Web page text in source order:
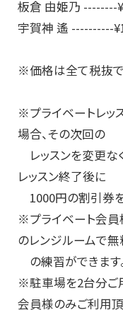
板倉 由姫乃 --------
宇賀神 遙 ----------
※価格は全て税抜で
※プライベートレッ
場合、その次回の
レッスンを変更な
レッスン終了後に
1000円の割引券
※プライベート会員
のレンジルームで
の練習ができます
※駐車場を2台分ご
会員様のみご利用